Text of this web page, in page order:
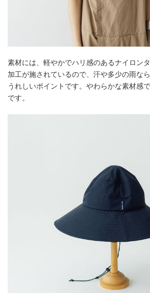
素材には、軽やかでハリ感のあるナイロン
加工が施されているので、汗や多少の雨な
うれしいポイントです。やわらかな素材感
です。